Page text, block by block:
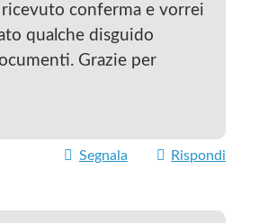
conferma e vorrei
qualche disguido
Grazie per
Segnala Rispondi